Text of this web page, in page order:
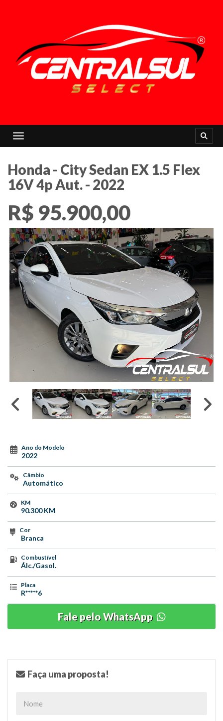
Toggle navigation
Honda - City Sedan EX 1.5 Flex
16V 4p Aut. - 2022
R$ 95.900,00
Ano do Modelo
2022
Câmbio
Automático
KM
90.300 KM
Cor
Branca
Combustível
Álc./Gasol.
Placa
R*****6
Fale pelo WhatsApp
Faça uma proposta!